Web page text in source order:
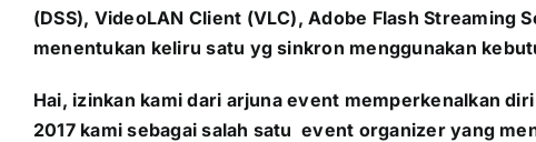
(DSS), VideoLAN Client (VLC), Adobe Flash Streaming
menentukan keliru satu yg sinkron menggunakan
Hai, izinkan kami dari arjuna event memperkenalkan
2017 kami sebagai salah satu event organizer yang